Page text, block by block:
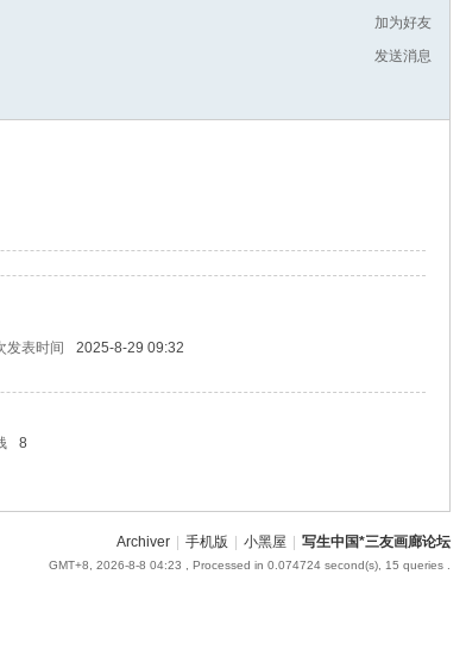
的业余上网时
加为好友
发送消息
发表时间
2025-8-29 09:32
8
Archiver 手机版 小黑屋 写生中国*三友画廊论坛
GMT+8, 2026-8-8 04:23 , Processed in 0.074724 second(s), 15 queries .